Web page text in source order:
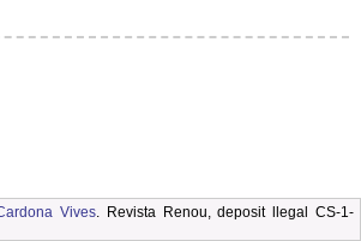
Vives. Revista Renou, deposit llegal CS-1-